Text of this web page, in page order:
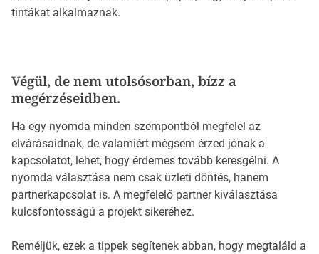
tintákat alkalmaznak.
Végül, de nem utolsósorban, bízz a
megérzéseidben.
Ha egy nyomda minden szempontból megfelel az
elvárásaidnak, de valamiért mégsem érzed jónak a
kapcsolatot, lehet, hogy érdemes tovább keresgélni. A
nyomda választása nem csak üzleti döntés, hanem
partnerkapcsolat is. A megfelelő partner kiválasztása
kulcsfontosságú a projekt sikeréhez.
Reméljük, ezek a tippek segítenek abban, hogy megtaláld a